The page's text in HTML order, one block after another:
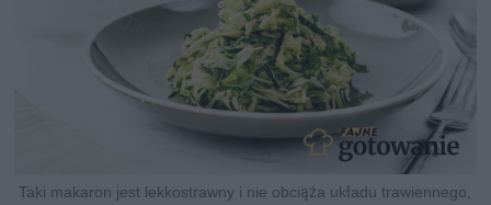
Taki makaron jest lekkostrawny i nie obciąża układu trawiennego,